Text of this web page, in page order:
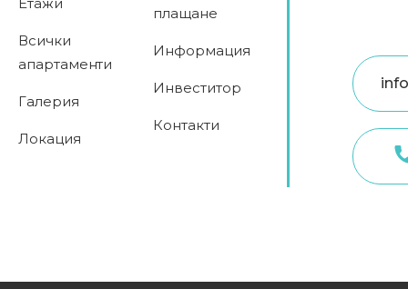
Всички
апартаменти
Галерия
Локация
плащане
Информация
Инвеститор
Контакти